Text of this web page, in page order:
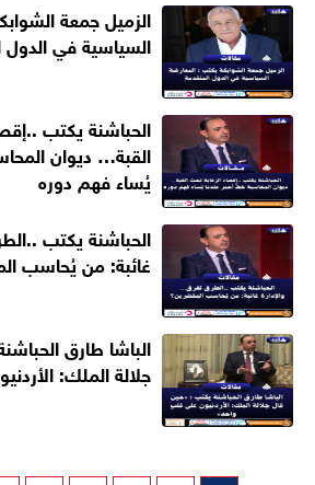
الزميل جمعة
السياسية في الدول
الحباشنة يكتب
القبة… ديوان
يُساء فهم دوره
الحباشنة يكتب
غائبة: من يُحاسب
الباشا طارق
جلالة الملك: